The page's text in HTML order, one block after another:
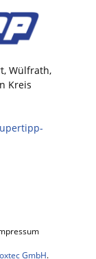
Wülfrath,
Kreis
GmbH.